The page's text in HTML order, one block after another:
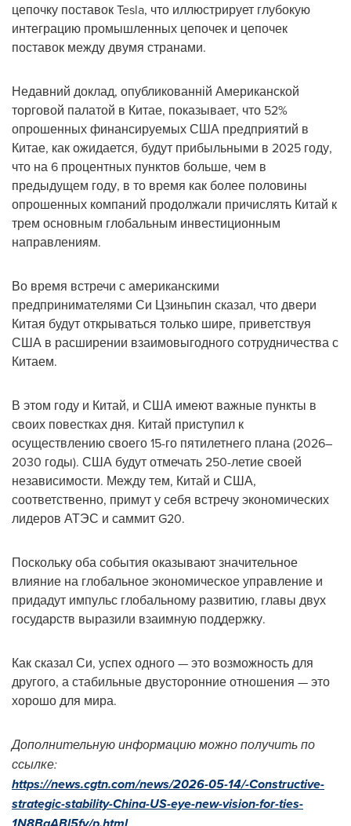
цепочку поставок Tesla, что иллюстрирует глубокую
интеграцию промышленных цепочек и цепочек
поставок между двумя странами.
Недавний доклад, опубликованній Американской
торговой палатой в Китае, показывает, что 52%
опрошенных финансируемых США предприятий в
Китае, как ожидается, будут прибыльными в 2025 году,
что на 6 процентных пунктов больше, чем в
предыдущем году, в то время как более половины
опрошенных компаний продолжали причислять Китай к
трем основным глобальным инвестиционным
направлениям.
Во время встречи с американскими
предпринимателями Си Цзиньпин сказал, что двери
Китая будут открываться только шире, приветствуя
США в расширении взаимовыгодного сотрудничества с
Китаем.
В этом году и Китай, и США имеют важные пункты в
своих повестках дня. Китай приступил к
осуществлению своего 15-го пятилетнего плана (2026–
2030 годы). США будут отмечать 250-летие своей
независимости. Между тем, Китай и США,
соответственно, примут у себя встречу экономических
лидеров АТЭС и саммит G20.
Поскольку оба события оказывают значительное
влияние на глобальное экономическое управление и
придадут импульс глобальному развитию, главы двух
государств выразили взаимную поддержку.
Как сказал Си, успех одного — это возможность для
другого, а стабильные двусторонние отношения — это
хорошо для мира.
Дополнительную информацию можно получить по
ссылке:
https://news.cgtn.com/news/2026-05-14/-Constructive-
strategic-stability-China-US-eye-new-vision-for-ties-